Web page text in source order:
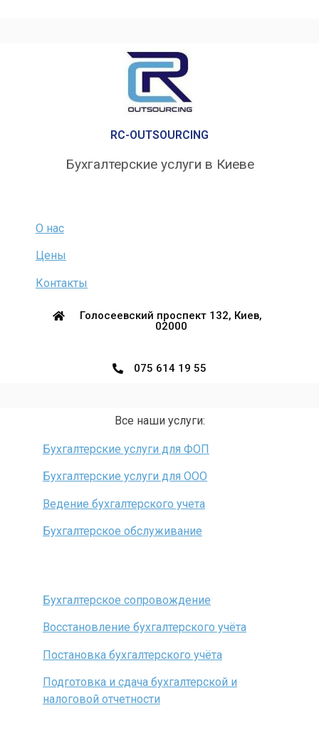
RC-OUTSOURCING
Бухгалтерские услуги в Киеве
О нас
Цены
Контакты
Голосеевский проспект 132, Киев,
02000
075 614 19 55
Все наши услуги:
Бухгалтерские услуги для ФОП
Бухгалтерские услуги для ООО
Ведение бухгалтерского учета
Бухгалтерское обслуживание
Бухгалтерское сопровождение
Восстановление бухгалтерского учёта
Постановка бухгалтерского учёта
Подготовка и сдача бухгалтерской и
налоговой отчетности